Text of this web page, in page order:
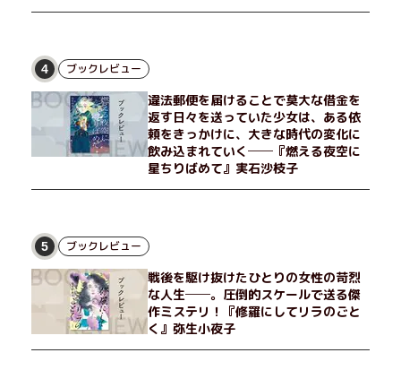
4 ブックレビュー
違法郵便を届けることで莫大な借金を
返す日々を送っていた少女は、ある依
頼をきっかけに、大きな時代の変化に
飲み込まれていく──『燃える夜空に
星ちりばめて』実石沙枝子
5 ブックレビュー
戦後を駆け抜けたひとりの女性の苛烈
な人生──。圧倒的スケールで送る傑
作ミステリ！『修羅にしてリラのごと
く』弥生小夜子